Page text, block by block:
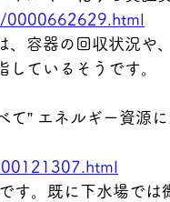
0000662629.html
、容器の回収状況や
ているそうです。
” エネルギー資源
す。既に下水場では